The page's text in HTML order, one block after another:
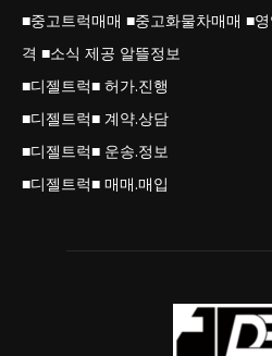
■중고트럭매매 ■중고화물차매매 ■
격 ■소식 제공 알뜰정보
■디젤트럭■ 허가.진행
■디젤트럭■ 계약.상담
■디젤트럭■ 운송.정보
■디젤트럭■ 매매.매입